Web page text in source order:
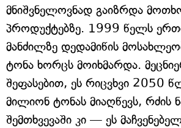
მნიშვნელოვნად გაიზრდა
პროდუქტებზე. 1999 წელს
მანძილზე დედამიწის
ტონა ხორცს მოიხმარდა.
შეფასებით, ეს რიცვხვი 2050
მილიონ ტონას მიაღწევს, რძის
შემთხვევაში კი — ეს